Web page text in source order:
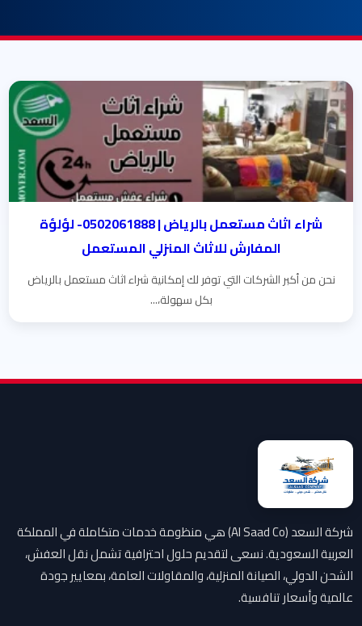
شراء اثاث مستعمل بالرياض | 0502061888- لؤلؤة
المفارش للاثاث المنزلي المستعمل
نحن من أكبر الشركات التي توفر لك إمكانية شراء اثاث مستعمل بالرياض
بكل سهولة،...
شركة السعد (Al Saad Co) هي منظومة خدمات متكاملة في المملكة
العربية السعودية. نسعى لتقديم حلول احترافية تشمل نقل العفش،
الشحن الدولي، الصيانة المنزلية، والمقاولات العامة، بمعايير جودة
عالمية وأسعار تنافسية.